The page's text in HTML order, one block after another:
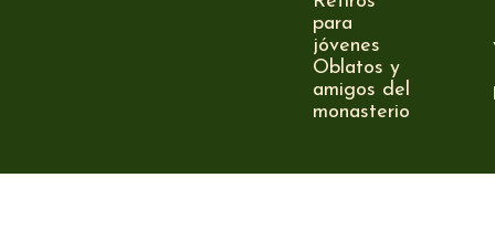
para
jóvenes
Oblatos y
amigos del
monasterio